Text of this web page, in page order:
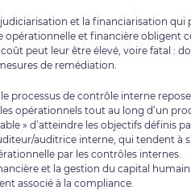
et la financiarisation
et financière obligent
peut leur être élevé, voire fatal :
de remédiation.
processus de contrôle interne
opérationnels tout au long d’un
» d’atteindre les objectifs définis
auditrice interne, qui tendent à
par les contrôles internes.
et la gestion du capital
associé à la compliance.